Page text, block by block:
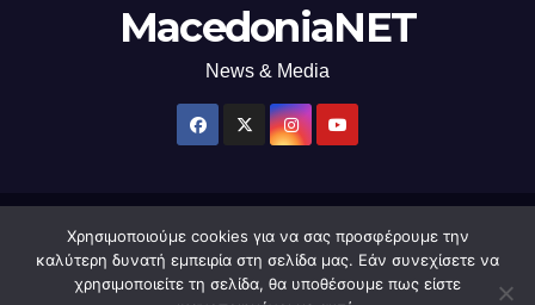
MacedoniaNET
News & Media
Δημιουργήθηκε από το digital2000 με την Υποστήριξη του WordPress
Θέμα: Newsup απόThemeansar.
Χρησιμοποιούμε cookies για να σας προσφέρουμε την
καλύτερη δυνατή εμπειρία στη σελίδα μας. Εάν συνεχίσετε να
χρησιμοποιείτε τη σελίδα, θα υποθέσουμε πως είστε